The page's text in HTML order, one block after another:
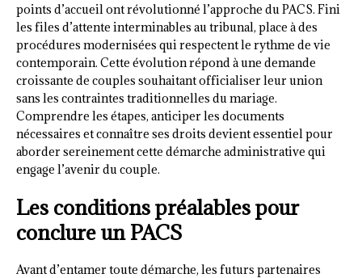
points d’accueil ont révolutionné l’approche du PACS. Fini
les files d’attente interminables au tribunal, place à des
procédures modernisées qui respectent le rythme de vie
contemporain. Cette évolution répond à une demande
croissante de couples souhaitant officialiser leur union
sans les contraintes traditionnelles du mariage.
Comprendre les étapes, anticiper les documents
nécessaires et connaître ses droits devient essentiel pour
aborder sereinement cette démarche administrative qui
engage l’avenir du couple.
Les conditions préalables pour
conclure un PACS
Avant d’entamer toute démarche, les futurs partenaires